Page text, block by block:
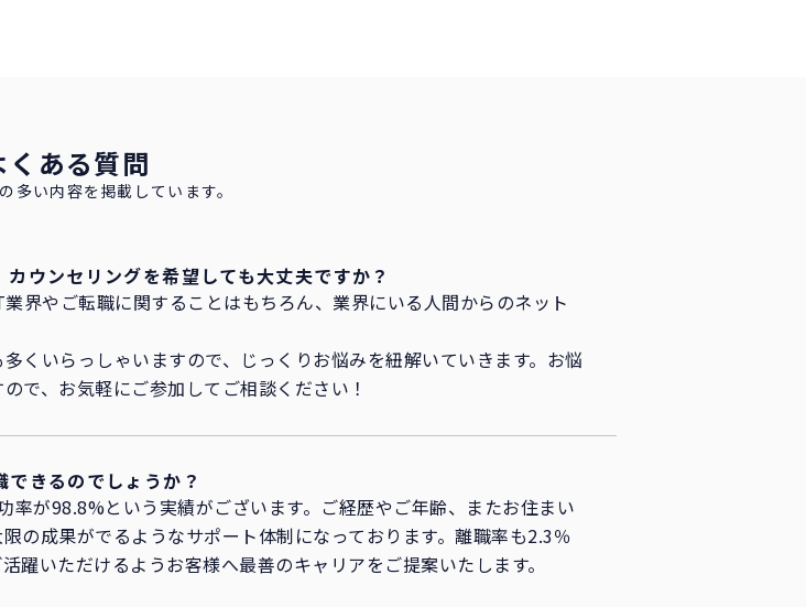
くある質問
多い内容を掲載しています。
ウンセリングを希望しても大丈夫ですか？
界やご転職に関することはもちろん、業界にいる人間からのネット
くいらっしゃいますので、じっくりお悩みを紐解いていきます。お悩
で、お気軽にご参加してご相談ください！
きるのでしょうか？
が98.8%という実績がございます。ご経歴やご年齢、またお住まい
の成果がでるようなサポート体制になっております。離職率も2.3％
躍いただけるようお客様へ最善のキャリアをご提案いたします。